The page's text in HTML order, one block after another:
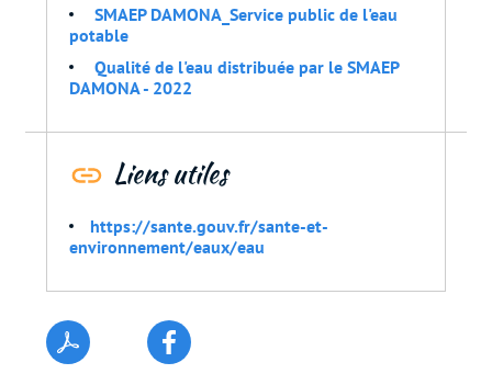
SMAEP DAMONA_Service public de l'eau
potable
Qualité de l'eau distribuée par le SMAEP
DAMONA - 2022
Liens utiles
https://sante.gouv.fr/sante-et-
environnement/eaux/eau